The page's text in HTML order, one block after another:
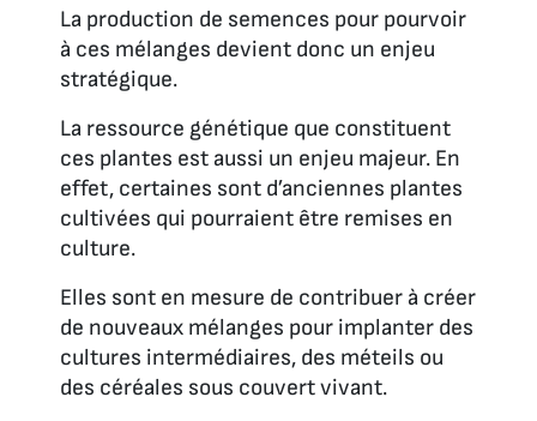
La production de semences pour pourvoir
à ces mélanges devient donc un enjeu
stratégique.
La ressource génétique que constituent
ces plantes est aussi un enjeu majeur. En
effet, certaines sont d’anciennes plantes
cultivées qui pourraient être remises en
culture.
Elles sont en mesure de contribuer à créer
de nouveaux mélanges pour implanter des
cultures intermédiaires, des méteils ou
des céréales sous couvert vivant.